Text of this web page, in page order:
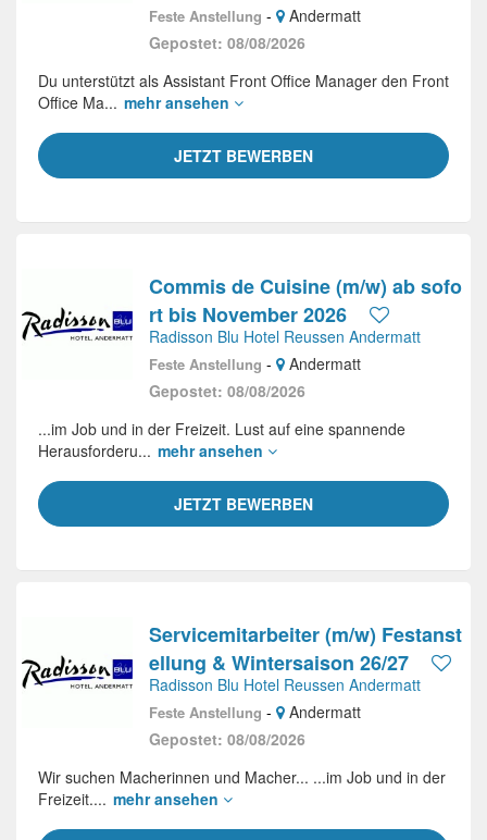
Feste Anstellung -
Andermatt
Gepostet: 08/08/2026
JETZT BEWERBEN
Du unterstützt als Assistant Front Office Manager den Front
Office Ma... mehr ansehen
Commis de Cuisine (m/w) ab sofo
rt bis November 2026
Radisson Blu Hotel Reussen Andermatt
Feste Anstellung -
Andermatt
Gepostet: 08/08/2026
JETZT BEWERBEN
...im Job und in der Freizeit. Lust auf eine spannende
Herausforderu... mehr ansehen
Servicemitarbeiter (m/w) Festanst
ellung & Wintersaison 26/27
Radisson Blu Hotel Reussen Andermatt
Feste Anstellung -
Andermatt
Gepostet: 08/08/2026
Wir suchen Macherinnen und Macher... ...im Job und in der
Freizeit.... mehr ansehen